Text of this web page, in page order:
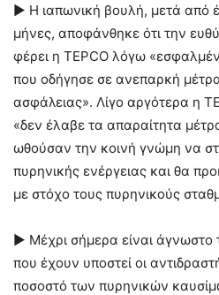
► Η ιαπωνική βουλή, μετά από
μήνες, αποφάνθηκε ότι την
φέρει η TEPCO λόγω
που οδήγησε σε ανεπαρκή
ασφάλειας». Λίγο αργότερα η
«δεν έλαβε τα απαραίτητα
ωθούσαν την κοινή γνώμη να
πυρηνικής ενέργειας και θα
με στόχο τους πυρηνικούς
► Μέχρι σήμερα είναι άγνωστο
που έχουν υποστεί οι
ποσοστό των πυρηνικών